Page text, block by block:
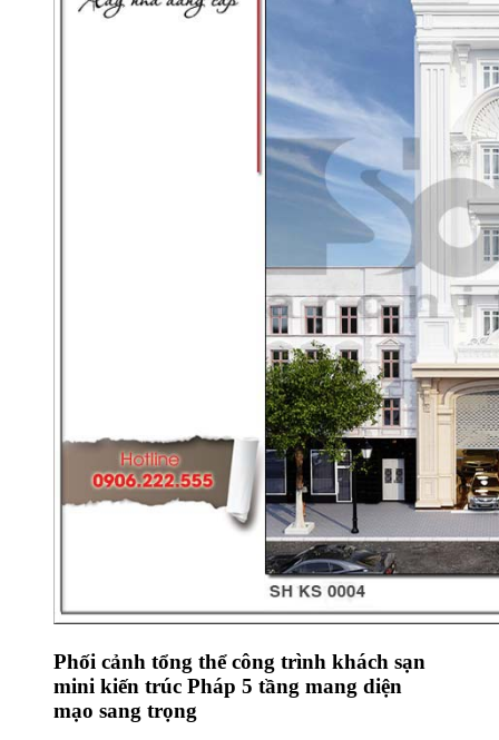
Phối cảnh tổng thể công trình khách sạn
mini kiến trúc Pháp 5 tầng mang diện
mạo sang trọng